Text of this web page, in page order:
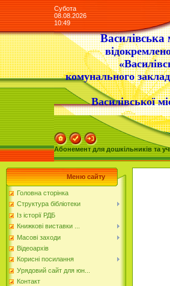
Субота
08.08.2026
10:49
Василівська
комунального
Василівської
Абонемент для дошкільників та
Меню сайту
Головна сторінка
Структура бібліотеки
Із історії РДБ
Книжкові виставки ...
Масові заходи
Відеоархів
Корисні посилання
Урядовий сайт для юн...
Контакт